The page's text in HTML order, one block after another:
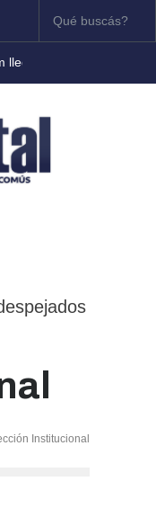
al Teatro Municipal
Institucional